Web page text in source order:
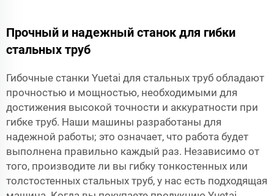
Прочный и надежный станок для гибки
стальных труб
Гибочные станки Yuetai для стальных труб обладают
прочностью и мощностью, необходимыми для
достижения высокой точности и аккуратности при
гибке труб. Наши машины разработаны для
надежной работы; это означает, что работа будет
выполнена правильно каждый раз. Независимо от
того, производите ли вы гибку тонкостенных или
толстостенных стальных труб, у нас есть подходящая